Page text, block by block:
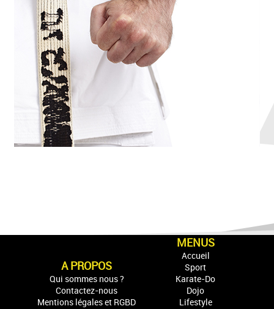
A PROPOS
Qui sommes nous ?
Contactez-nous
Mentions légales et RGBD
MENUS
Accueil
Sport
Karate-Do
Dojo
Lifestyle